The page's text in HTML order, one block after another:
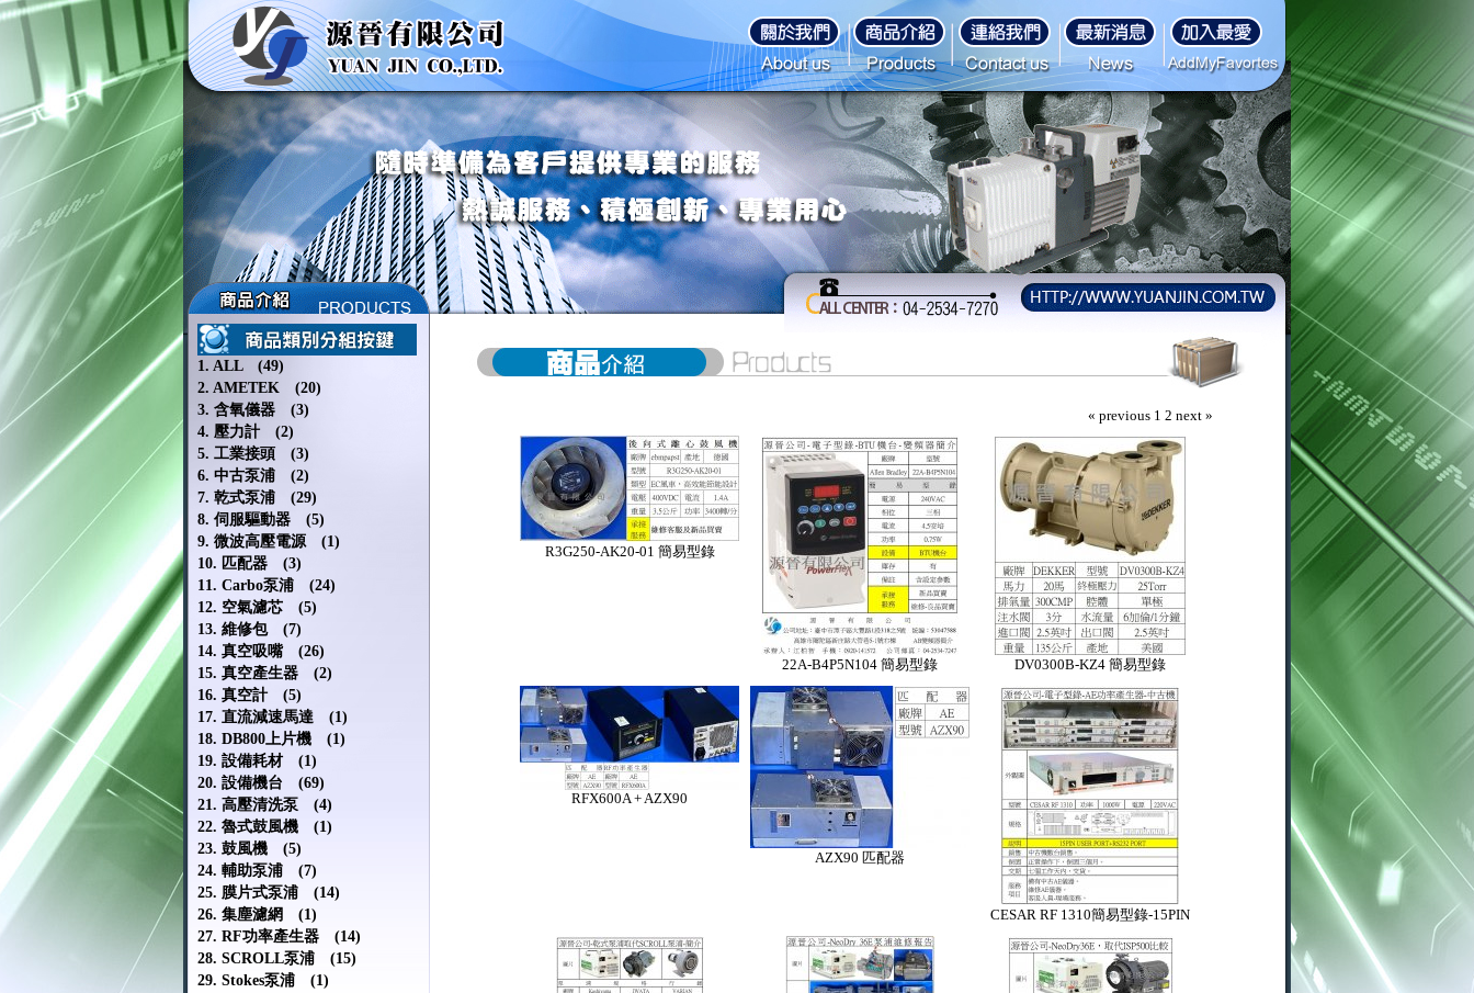
1. ALL (49)
2. AMETEK (20)
3. 含氧儀器 (3)
4. 壓力計 (2)
5. 工業接頭 (3)
6. 中古泵浦 (2)
7. 乾式泵浦 (29)
8. 伺服驅動器 (5)
9. 微波高壓電源 (1)
10. 匹配器 (3)
11. Carbo泵浦 (24)
12. 空氣濾芯 (5)
13. 維修包 (7)
14. 真空吸嘴 (26)
15. 真空產生器 (2)
16. 真空計 (5)
17. 直流減速馬達 (1)
18. DB800上片機 (1)
19. 設備耗材 (1)
20. 設備機台 (69)
21. 高壓清洗泵 (4)
22. 魯式鼓風機 (1)
23. 鼓風機 (5)
24. 輔助泵浦 (7)
25. 膜片式泵浦 (14)
26. 集塵濾網 (1)
27. RF功率產生器 (14)
28. SCROLL泵浦 (15)
29. Stokes泵浦 (1)
« previous 1 2 next »
R3G250-AK20-01 簡易型錄
22A-B4P5N104 簡易型錄 DV0300B-KZ4 簡易型錄
RFX600A + AZX90
AZX90 匹配器
CESAR RF 1310簡易型錄-15PIN